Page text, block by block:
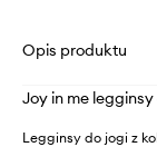
Opis produktu
Joy in me
Legginsy do jogi z